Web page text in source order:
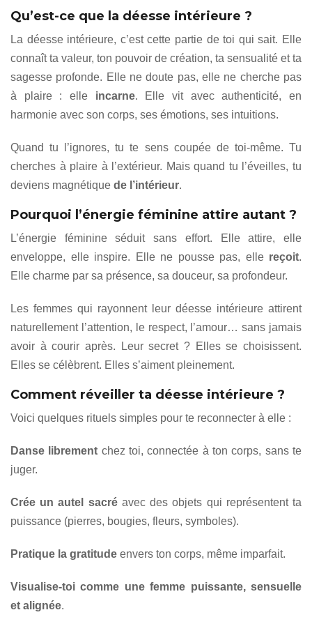
Qu’est-ce que la déesse intérieure ?
La déesse intérieure, c’est cette partie de toi qui sait. Elle
connaît ta valeur, ton pouvoir de création, ta sensualité et ta
sagesse profonde. Elle ne doute pas, elle ne cherche pas
à plaire : elle incarne. Elle vit avec authenticité, en
harmonie avec son corps, ses émotions, ses intuitions.
Quand tu l’ignores, tu te sens coupée de toi-même. Tu
cherches à plaire à l’extérieur. Mais quand tu l’éveilles, tu
deviens magnétique de l’intérieur.
Pourquoi l’énergie féminine attire autant ?
L’énergie féminine séduit sans effort. Elle attire, elle
enveloppe, elle inspire. Elle ne pousse pas, elle reçoit.
Elle charme par sa présence, sa douceur, sa profondeur.
Les femmes qui rayonnent leur déesse intérieure attirent
naturellement l’attention, le respect, l’amour… sans jamais
avoir à courir après. Leur secret ? Elles se choisissent.
Elles se célèbrent. Elles s’aiment pleinement.
Comment réveiller ta déesse intérieure ?
Voici quelques rituels simples pour te reconnecter à elle :
Danse librement chez toi, connectée à ton corps, sans te
juger.
Crée un autel sacréavec des objets qui représentent ta
puissance (pierres, bougies, fleurs, symboles).
Pratique la gratitude envers ton corps, même imparfait.
Visualise-toi comme une femme puissante, sensuelle
et alignée.